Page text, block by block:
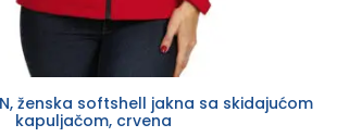
ženska softshell jakna sa skidajućom
kapuljačom, crvena